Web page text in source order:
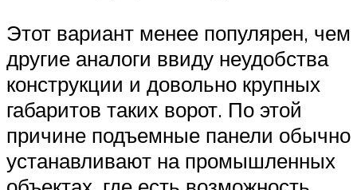
Этот вариант менее популярен, чем
другие аналоги ввиду неудобства
конструкции и довольно крупных
габаритов таких ворот. По этой
причине подъемные панели обычно
устанавливают на промышленных